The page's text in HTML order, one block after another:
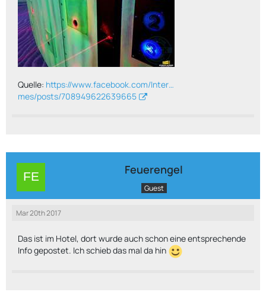
Quelle: https://www.facebook.com/Inter…
mes/posts/708949622639665
Feuerengel
Guest
Mar 20th 2017
Das ist im Hotel, dort wurde auch schon eine entsprechende
Info gepostet. Ich schieb das mal da hin